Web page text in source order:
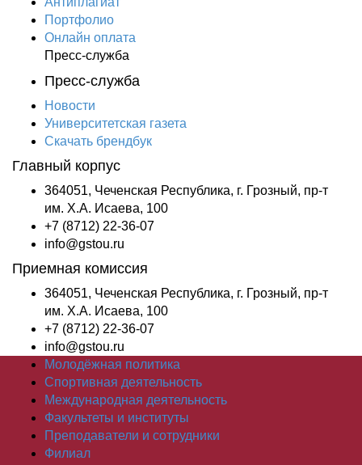
Портфолио
Онлайн оплата
Пресс-служба
Пресс-служба
Новости
Университетская газета
Скачать брендбук
Главный корпус
364051, Чеченская Республика, г. Грозный, пр-т
им. Х.А. Исаева, 100
+7 (8712) 22-36-07
info@gstou.ru
Приемная комиссия
364051, Чеченская Республика, г. Грозный, пр-т
им. Х.А. Исаева, 100
+7 (8712) 22-36-07
info@gstou.ru
Молодёжная политика
Спортивная деятельность
Международная деятельность
Факультеты и институты
Преподаватели и сотрудники
Филиал